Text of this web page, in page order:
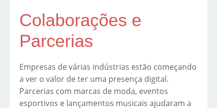
Colaborações e
Parcerias
Empresas de várias indústrias estão começando
a ver o valor de ter uma presença digital.
Parcerias com marcas de moda, eventos
esportivos e lançamentos musicais ajudaram a